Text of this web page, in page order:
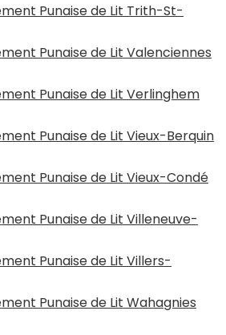
Punaise de Lit Trith-St-
Punaise de Lit Valenciennes
Punaise de Lit Verlinghem
Punaise de Lit Vieux-Berquin
Punaise de Lit Vieux-Condé
Punaise de Lit Villeneuve-
Punaise de Lit Villers-
Punaise de Lit Wahagnies